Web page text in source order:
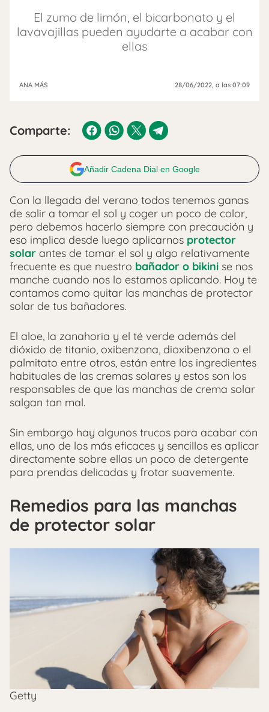
El zumo de limón, el bicarbonato y el
lavavajillas pueden ayudarte a acabar con
ellas
ANA MÁS 28/06/2022, a las 07:09
Comparte:
Añadir Cadena Dial en Google
Con la llegada del verano todos tenemos ganas
de salir a tomar el sol y coger un poco de color,
pero debemos hacerlo siempre con precaución y
eso implica desde luego aplicarnos protector
solar antes de tomar el sol y algo relativamente
frecuente es que nuestro bañador o bikini se nos
manche cuando nos lo estamos aplicando. Hoy te
contamos como quitar las manchas de protector
solar de tus bañadores.
El aloe, la zanahoria y el té verde además del
dióxido de titanio, oxibenzona, dioxibenzona o el
palmitato entre otros, están entre los ingredientes
habituales de las cremas solares y estos son los
responsables de que las manchas de crema solar
salgan tan mal.
Sin embargo hay algunos trucos para acabar con
ellas, uno de los más eficaces y sencillos es aplicar
directamente sobre ellas un poco de detergente
para prendas delicadas y frotar suavemente.
Remedios para las manchas
de protector solar
Getty